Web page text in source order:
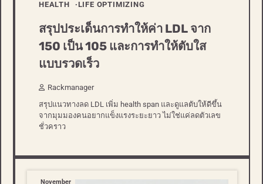
HEALTH LIFE OPTIMIZING
สรุปประเด็นการทำให้ค่า LDL จาก
150 เป็น 105 และการทำให้ตับใส
แบบรวดเร็ว
Rackmanager
สรุปแนวทางลด LDL เพิ่ม health span และดูแลตับให้ดีขึ้น
จากมุมมองคนอยากแข็งแรงระยะยาว ไม่ใช่แค่ลดตัวเลข
ชั่วคราว
November